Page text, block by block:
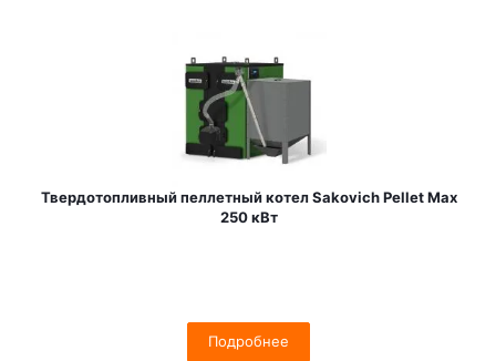
Твердотопливный пеллетный котел Sakovich Pellet Max
250 кВт
Подробнее